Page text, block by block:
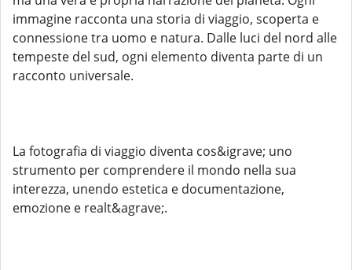
immagine racconta una storia di viaggio, scoperta e
connessione tra uomo e natura. Dalle luci del nord alle
tempeste del sud, ogni elemento diventa parte di un
racconto universale.
La fotografia di viaggio diventa cos&igrave; uno
strumento per comprendere il mondo nella sua
interezza, unendo estetica e documentazione,
emozione e realt&agrave;.